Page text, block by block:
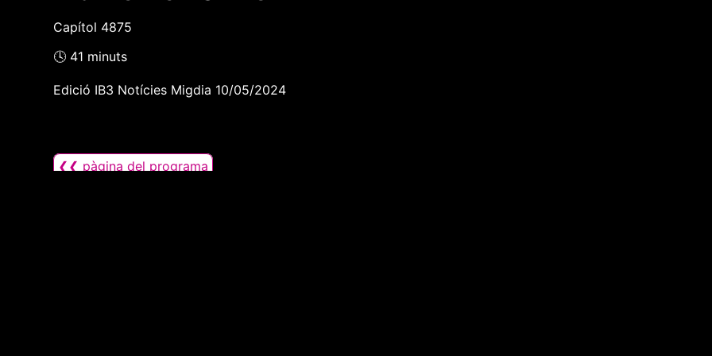
Capítol 4875
🕓 41 minuts
Edició IB3 Notícies Migdia 10/05/2024
❮❮ pàgina del programa